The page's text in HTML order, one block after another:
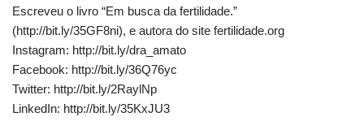
Escreveu o livro “Em busca da fertilidade.”
(http://bit.ly/35GF8ni), e autora do site fertilidade.org
Instagram: http://bit.ly/dra_amato
Facebook: http://bit.ly/36Q76yc
Twitter: http://bit.ly/2RaylNp
LinkedIn: http://bit.ly/35KxJU3